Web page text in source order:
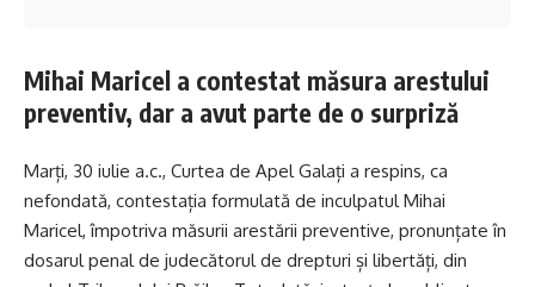
Mihai Maricel a contestat măsura arestului
preventiv, dar a avut parte de o surpriză
Marți, 30 iulie a.c., Curtea de Apel Galați a respins, ca
nefondată, contestația formulată de inculpatul Mihai
Maricel, împotriva măsurii arestării preventive, pronunțate în
dosarul penal de judecătorul de drepturi și libertăți, din